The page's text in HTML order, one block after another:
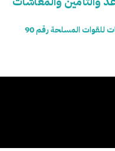
قانون التقاعد والتأمين والمعاشات للقوات المسلحة رقم 90